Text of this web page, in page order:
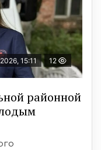
15:11 12
районной